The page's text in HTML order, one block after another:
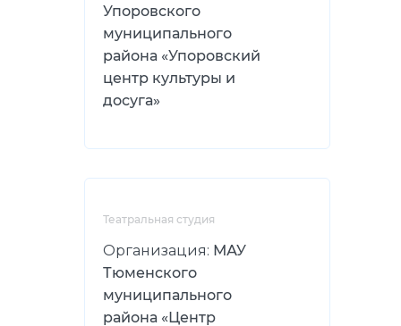
Упоровского
муниципального
района «Упоровский
центр культуры и
досуга»
Театральная студия
Организация: МАУ
Тюменского
муниципального
района «Центр